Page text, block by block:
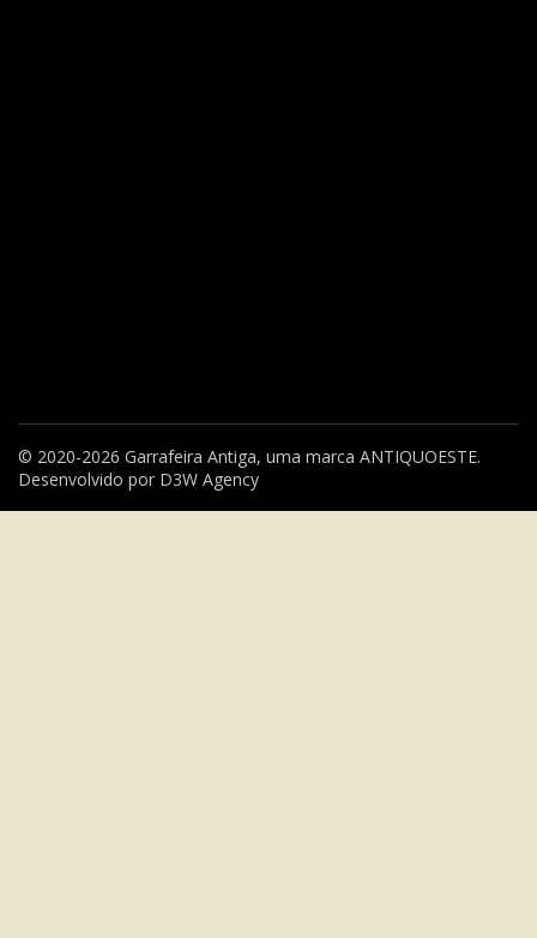
© 2020-2026 Garrafeira Antiga, uma marca ANTIQUOESTE.
Desenvolvido por D3W Agency